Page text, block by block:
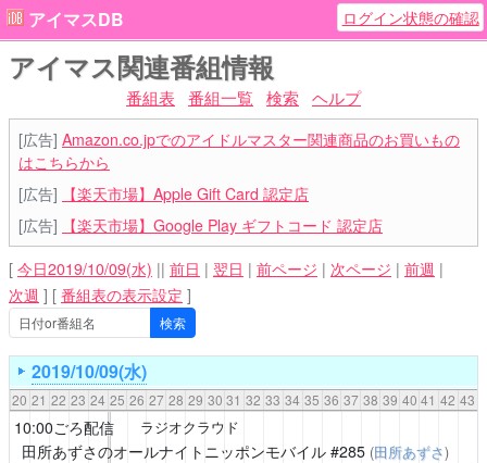
アイマスDB ログイン状態の確認
アイマス関連番組情報
番組表 番組一覧 検索 ヘルプ
[広告] Amazon.co.jpでのアイドルマスター関連商品のお買いもの
はこちらから
[広告]
【楽天市場】Apple Gift Card 認定店
[広告]
【楽天市場】Google Play ギフトコード 認定店
[ 今日2019/10/09(水) || 前日 | 翌日 | 前ページ | 次ページ | 前週 |
次週 ] [ 番組表の表示設定 ]
2019/10/09(水)
20 21 22 23 24 25 26 27 28 29 30 31 32 33 34 35 36 37 38 39 40 41 42 43
10:00ごろ配信 ラジオクラウド
田所あずさのオールナイトニッポンモバイル#285 (田所あずさ)